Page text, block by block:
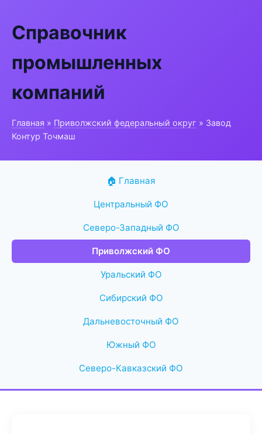
Справочник
промышленных
компаний
Главная » Приволжский федеральный округ » Завод
Контур Точмаш
🏠 Главная
Центральный ФО
Северо-Западный ФО
Приволжский ФО
Уральский ФО
Сибирский ФО
Дальневосточный ФО
Южный ФО
Северо-Кавказский ФО